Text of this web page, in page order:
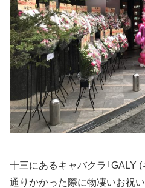
十三にあるキャバクラ｢GALY
通りかかった際に物凄いお祝